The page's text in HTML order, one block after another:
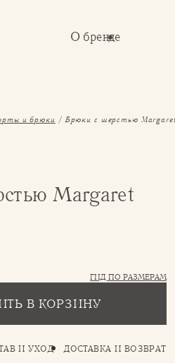
О бренде
и брюки Брюки с шерстью
Margaret
ГИД ПО РАЗМЕРАМ
В КОРЗИНУ
И УХОД ДОСТАВКА И ВОЗВРАТ